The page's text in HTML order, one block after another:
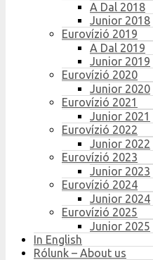
A Dal 2018
Junior 2018
Eurovízió 2019
A Dal 2019
Junior 2019
Eurovízió 2020
Junior 2020
Eurovízió 2021
Junior 2021
Eurovízió 2022
Junior 2022
Eurovízió 2023
Junior 2023
Eurovízió 2024
Junior 2024
Eurovízió 2025
Junior 2025
In English
Rólunk – About us